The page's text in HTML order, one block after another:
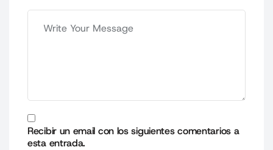
Recibir un email con los siguientes comentarios a
esta entrada.